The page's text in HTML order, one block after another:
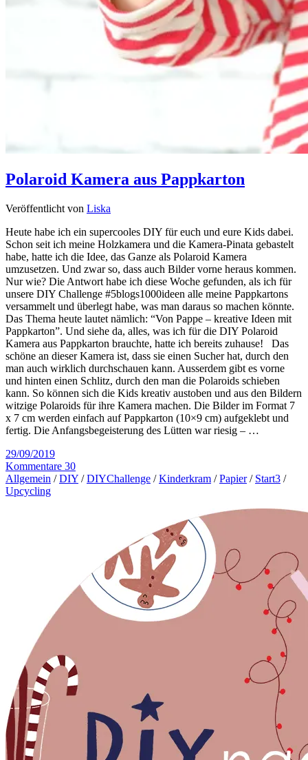
Polaroid Kamera aus Pappkarton
Veröffentlicht von Liska
Heute habe ich ein supercooles DIY für euch und eure Kids dabei.
Schon seit ich meine Holzkamera und die Kamera-Pinata gebastelt
habe, hatte ich die Idee, das Ganze als Polaroid Kamera
umzusetzen. Und zwar so, dass auch Bilder vorne heraus kommen.
Nur wie? Die Antwort habe ich diese Woche gefunden, als ich für
unsere DIY Challenge #5blogs1000ideen alle meine Pappkartons
versammelt und überlegt habe, was man daraus so machen könnte.
Das Thema heute lautet nämlich: “Von Pappe – kreative Ideen mit
Pappkarton”. Und siehe da, alles, was ich für die DIY Polaroid
Kamera aus Pappkarton brauchte, hatte ich bereits zuhause! Das
schöne an dieser Kamera ist, dass sie einen Sucher hat, durch den
man auch wirklich durchschauen kann. Ausserdem gibt es vorne
und hinten einen Schlitz, durch den man die Polaroids schieben
kann. So können sich die Kids kreativ austoben und aus den Bildern
witzige Polaroids für ihre Kamera machen. Die Bilder im Format 7
x 7 cm werden einfach auf Pappkarton (10×9 cm) aufgeklebt und
fertig. Die Anfangsbegeisterung des Lütten war riesig – …
29/09/2019
Kommentare 30
Allgemein /DIY /DIYChallenge /Kinderkram /Papier/ Start3 /
Upcycling